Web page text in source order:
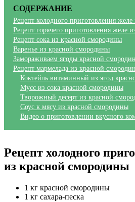
СОДЕРЖАНИЕ
Рецепт холодного приготовления
Рецепт горячего приготовления желе
Рецепт сока из красной смородины
Варенье из красной смородины
Замораживаем ягоды красной
Рецепт мармелада из красной
Коктейль витаминный из ягод
Мусс из сока красной смородины
Творожный десерт из красной
Соус к мясу из красной смородины
Видео о приготовлении вкусного
Рецепт холодного
из красной смородины
1 кг красной смородины
1 кг сахара-песка